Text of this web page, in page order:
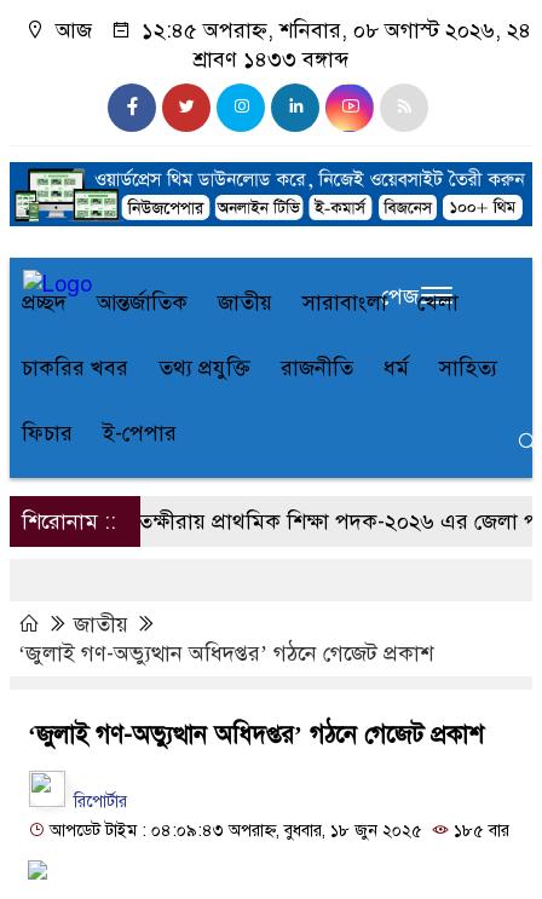
আজ
১২:৪৫ অপরাহ্ন, শনিবার, ০৮ অগাস্ট ২০২৬, ২৪
শ্রাবণ ১৪৩৩ বঙ্গাব্দ
প্রচ্ছদ আন্তর্জাতিক জাতীয় সারাবাংলা খেলা
চাকরির খবর তথ্য প্রযুক্তি রাজনীতি ধর্ম সাহিত্য
ফিচার ই-পেপার
পেজ
শিরোনাম ::সাতক্ষীরায় প্রাথমিক শিক্ষা পদক-২০২৬ এর জেলা
জাতীয়
‘জুলাই গণ-অভ্যুত্থান অধিদপ্তর’ গঠনে গেজেট প্রকাশ
‘জুলাই গণ-অভ্যুত্থান অধিদপ্তর’ গঠনে গেজেট প্রকাশ
রিপোর্টার
আপডেট টাইম : ০৪:০৯:৪৩ অপরাহ্ন, বুধবার, ১৮ জুন ২০২৫
১৮৫ বার